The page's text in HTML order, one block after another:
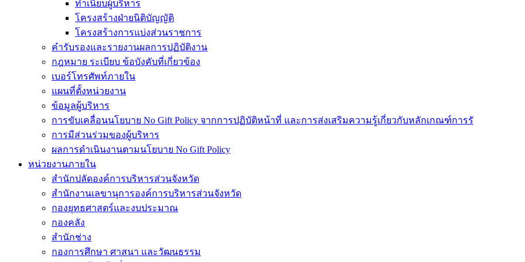
ทำเนียบผู้บริหาร
โครงสร้างฝ่ายนิติบัญญัติ
โครงสร้างการแบ่งส่วนราชการ
คำรับรองและรายงานผลการปฏิบัติงาน
กฎหมาย ระเบียบ ข้อบังคับที่เกี่ยวข้อง
เบอร์โทรศัพท์ภายใน
แผนที่ตั้งหน่วยงาน
ข้อมูลผู้บริหาร
การขับเคลื่อนนโยบาย No Gift Policy จากการปฏิบัติหน้าที่ และการส่งเสริมความรู้เกี่ยวกับหลักเกณฑ์การรั
การมีส่วนร่วมของผู้บริหาร
ผลการดำเนินงานตามนโยบาย No Gift Policy
หน่วยงานภายใน
สำนักปลัดองค์การบริหารส่วนจังหวัด
สำนักงานเลขานุการองค์การบริหารส่วนจังหวัด
กองยุทธศาสตร์และงบประมาณ
กองคลัง
สำนักช่าง
กองการศึกษา ศาสนา และวัฒนธรรม